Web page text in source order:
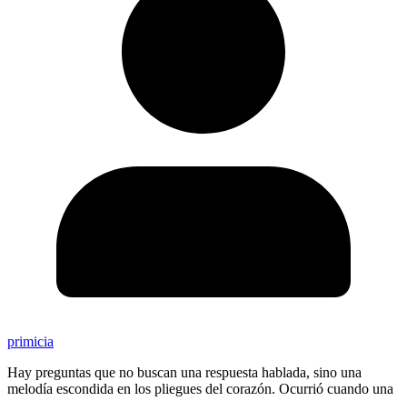
primicia
Hay preguntas que no buscan una respuesta hablada, sino una
melodía escondida en los pliegues del corazón. Ocurrió cuando una